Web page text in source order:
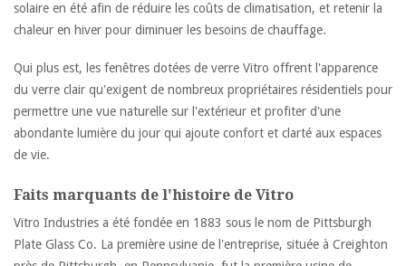
solaire en été afin de réduire les coûts de climatisation, et retenir la
chaleur en hiver pour diminuer les besoins de chauffage.
Qui plus est, les fenêtres dotées de verre Vitro offrent l'apparence
du verre clair qu'exigent de nombreux propriétaires résidentiels pour
permettre une vue naturelle sur l'extérieur et profiter d'une
abondante lumière du jour qui ajoute confort et clarté aux espaces
de vie.
Faits marquants de l'histoire de Vitro
Vitro Industries a été fondée en 1883 sous le nom de Pittsburgh
Plate Glass Co. La première usine de l'entreprise, située à Creighton